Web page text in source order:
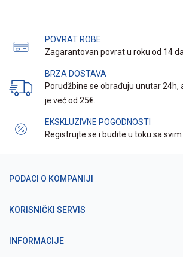
POVRAT ROBE
Zagarantovan povrat u roku od 14
BRZA DOSTAVA
Porudžbine se obrađuju unutar 24h,
je već od 25€.
EKSKLUZIVNE POGODNOSTI
Registrujte se i budite u toku sa
PODACI O KOMPANIJI
KORISNIČKI SERVIS
INFORMACIJE